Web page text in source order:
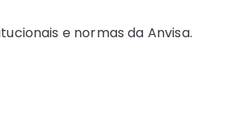
e normas da Anvisa.